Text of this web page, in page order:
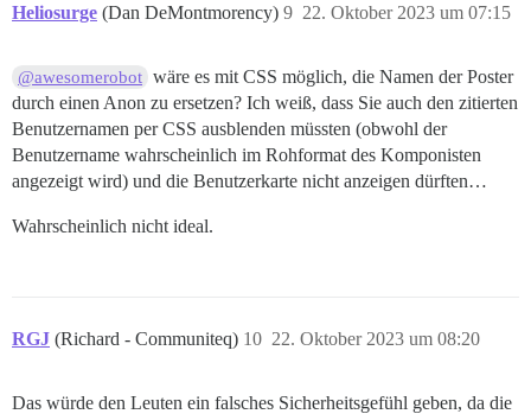
Heliosurge (Dan DeMontmorency) 22. Oktober 2023 um 07:15
9
@awesomerobot wäre es mit CSS möglich, die Namen der Poster
durch einen Anon zu ersetzen? Ich weiß, dass Sie auch den zitierten
Benutzernamen per CSS ausblenden müssten (obwohl der
Benutzername wahrscheinlich im Rohformat des Komponisten
angezeigt wird) und die Benutzerkarte nicht anzeigen dürften…
Wahrscheinlich nicht ideal.
RGJ (Richard - Communiteq) 22. Oktober 2023 um 08:20
10
Das würde den Leuten ein falsches Sicherheitsgefühl geben, da die